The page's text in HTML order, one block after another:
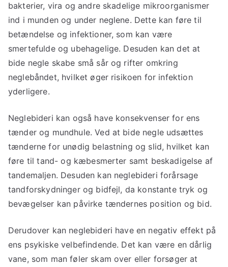
bakterier, vira og andre skadelige mikroorganismer
ind i munden og under neglene. Dette kan føre til
betændelse og infektioner, som kan være
smertefulde og ubehagelige. Desuden kan det at
bide negle skabe små sår og rifter omkring
neglebåndet, hvilket øger risikoen for infektion
yderligere.
Neglebideri kan også have konsekvenser for ens
tænder og mundhule. Ved at bide negle udsættes
tænderne for unødig belastning og slid, hvilket kan
føre til tand- og kæbesmerter samt beskadigelse af
tandemaljen. Desuden kan neglebideri forårsage
tandforskydninger og bidfejl, da konstante tryk og
bevægelser kan påvirke tændernes position og bid.
Derudover kan neglebideri have en negativ effekt på
ens psykiske velbefindende. Det kan være en dårlig
vane, som man føler skam over eller forsøger at